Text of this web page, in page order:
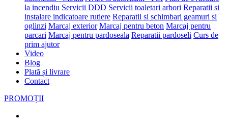
la incendiu Servicii DDD Servicii toaletari arbori Reparatii si
instalare indicatoare rutiere Reparatii si schimbari geamuri si
oglinzi Marcaj exterior Marcaj pentru beton Marcaj pentru
parcari Marcaj pentru pardoseala Reparatii pardoseli Curs de
prim ajutor
Video
Blog
Plată și livrare
Contact
PROMOȚII